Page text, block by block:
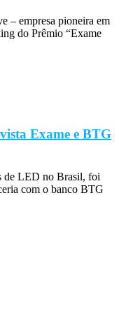
– empresa pioneira em
do Prêmio “Exame
Exame e BTG
de LED no Brasil, foi
com o banco BTG